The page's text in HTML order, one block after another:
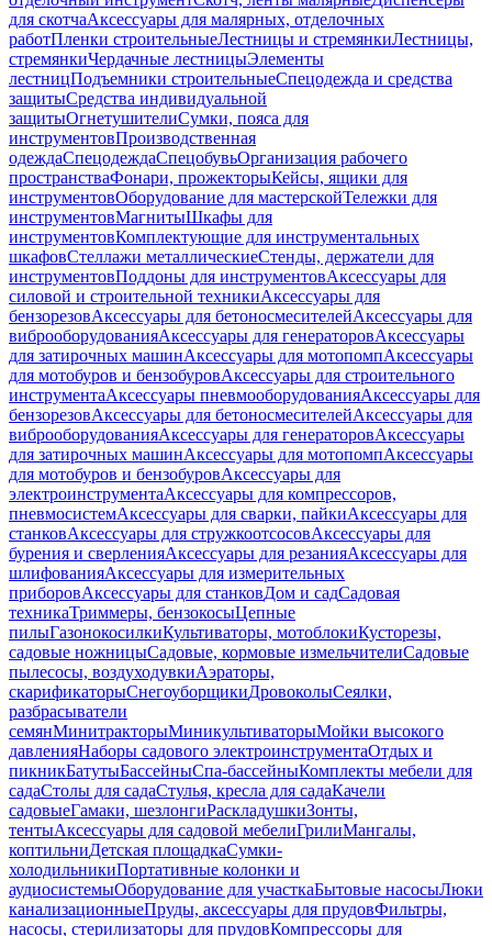
для скотчаАксессуары для малярных, отделочных
работПленки строительныеЛестницы и стремянкиЛестницы,
стремянкиЧердачные лестницыЭлементы
лестницПодъемники строительныеСпецодежда и средства
защитыСредства индивидуальной
защитыОгнетушителиСумки, пояса для
инструментовПроизводственная
одеждаСпецодеждаСпецобувьОрганизация рабочего
пространстваФонари, прожекторыКейсы, ящики для
инструментовОборудование для мастерскойТележки для
инструментовМагнитыШкафы для
инструментовКомплектующие для инструментальных
шкафовСтеллажи металлическиеСтенды, держатели для
инструментовПоддоны для инструментовАксессуары для
силовой и строительной техникиАксессуары для
бензорезовАксессуары для бетоносмесителейАксессуары для
виброоборудованияАксессуары для генераторовАксессуары
для затирочных машинАксессуары для мотопомпАксессуары
для мотобуров и бензобуровАксессуары для строительного
инструментаАксессуары пневмооборудованияАксессуары для
бензорезовАксессуары для бетоносмесителейАксессуары для
виброоборудованияАксессуары для генераторовАксессуары
для затирочных машинАксессуары для мотопомпАксессуары
для мотобуров и бензобуровАксессуары для
электроинструментаАксессуары для компрессоров,
пневмосистемАксессуары для сварки, пайкиАксессуары для
станковАксессуары для стружкоотсосовАксессуары для
бурения и сверленияАксессуары для резанияАксессуары для
шлифованияАксессуары для измерительных
приборовАксессуары для станковДом и садСадовая
техникаТриммеры, бензокосыЦепные
пилыГазонокосилкиКультиваторы, мотоблокиКусторезы,
садовые ножницыСадовые, кормовые измельчителиСадовые
пылесосы, воздуходувкиАэраторы,
скарификаторыСнегоуборщикиДровоколыСеялки,
разбрасыватели
семянМинитракторыМиникультиваторыМойки высокого
давленияНаборы садового электроинструментаОтдых и
пикникБатутыБассейныСпа-бассейныКомплекты мебели для
садаСтолы для садаСтулья, кресла для садаКачели
садовыеГамаки, шезлонгиРаскладушкиЗонты,
тентыАксессуары для садовой мебелиГрилиМангалы,
коптильниДетская площадкаСумки-
холодильникиПортативные колонки и
аудиосистемыОборудование для участкаБытовые насосыЛюки
канализационныеПруды, аксессуары для прудовФильтры,
насосы, стерилизаторы для прудовКомпрессоры для